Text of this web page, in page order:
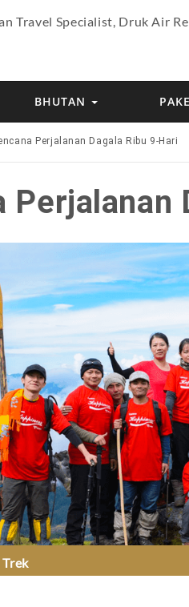
Travel Specialist, Druk Air
BHUTAN
Perjalanan Dagala Ribu 9-Hari
Perjalanan